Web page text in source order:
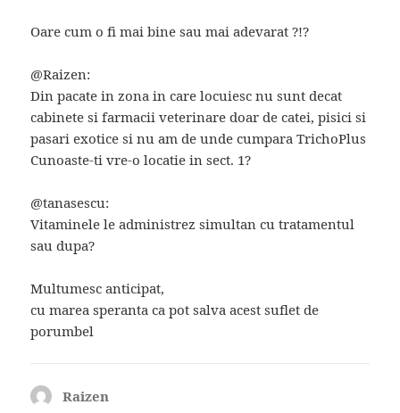
Oare cum o fi mai bine sau mai adevarat ?!?
@Raizen:
Din pacate in zona in care locuiesc nu sunt decat
cabinete si farmacii veterinare doar de catei, pisici si
pasari exotice si nu am de unde cumpara TrichoPlus
Cunoaste-ti vre-o locatie in sect. 1?
@tanasescu:
Vitaminele le administrez simultan cu tratamentul
sau dupa?
Multumesc anticipat,
cu marea speranta ca pot salva acest suflet de
porumbel
Raizen